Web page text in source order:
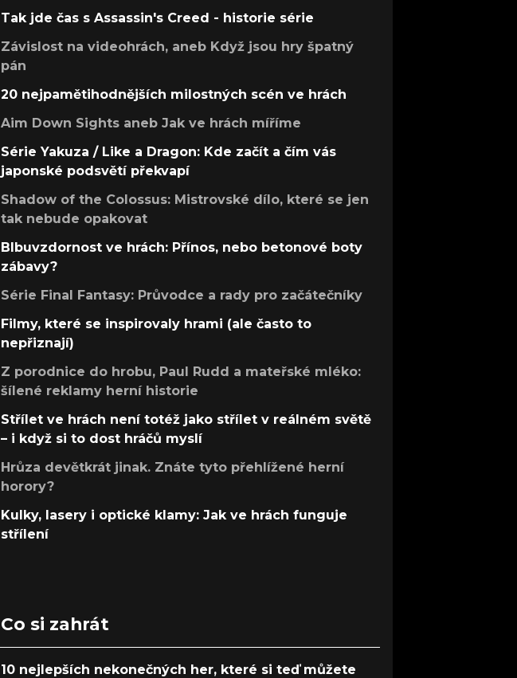
Tak jde čas s Assassin's Creed - historie série
Závislost na videohrách, aneb Když jsou hry špatný
pán
20 nejpamětihodnějších milostných scén ve hrách
Aim Down Sights aneb Jak ve hrách míříme
Série Yakuza / Like a Dragon: Kde začít a čím vás
japonské podsvětí překvapí
Shadow of the Colossus: Mistrovské dílo, které se jen
tak nebude opakovat
Blbuvzdornost ve hrách: Přínos, nebo betonové boty
zábavy?
Série Final Fantasy: Průvodce a rady pro začátečníky
Filmy, které se inspirovaly hrami (ale často to
nepřiznají)
Z porodnice do hrobu, Paul Rudd a mateřské mléko:
šílené reklamy herní historie
Střílet ve hrách není totéž jako střílet v reálném světě
– i když si to dost hráčů myslí
Hrůza devětkrát jinak. Znáte tyto přehlížené herní
horory?
Kulky, lasery i optické klamy: Jak ve hrách funguje
střílení
Co si zahrát
10 nejlepších nekonečných her, které si teď můžete